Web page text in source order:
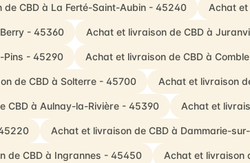
de CBD à La Ferté-Saint-Aubin - 45240 Achat
- 45360 Achat et livraison de CBD à
Pins - 45290 Achat et livraison de CBD à
de CBD à Solterre - 45700 Achat et livraison
CBD à Aulnay-la-Rivière - 45390 Achat et
Achat et livraison de CBD à Dammarie-
de CBD à Ingrannes - 45450 Achat et livraison